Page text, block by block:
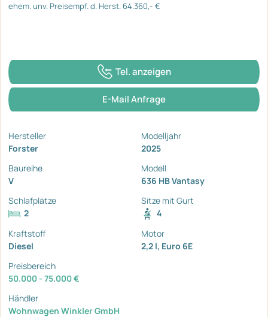
ehem. unv. Preisempf. d. Herst. 64.360,- €
Tel. anzeigen
E-Mail Anfrage
Hersteller
Forster
Modelljahr
2025
Baureihe
V
Modell
636 HB Vantasy
Schlafplätze
2
Sitze mit Gurt
4
Kraftstoff
Diesel
Motor
2,2 l, Euro 6E
Preisbereich
50.000 - 75.000 €
Händler
Wohnwagen Winkler GmbH